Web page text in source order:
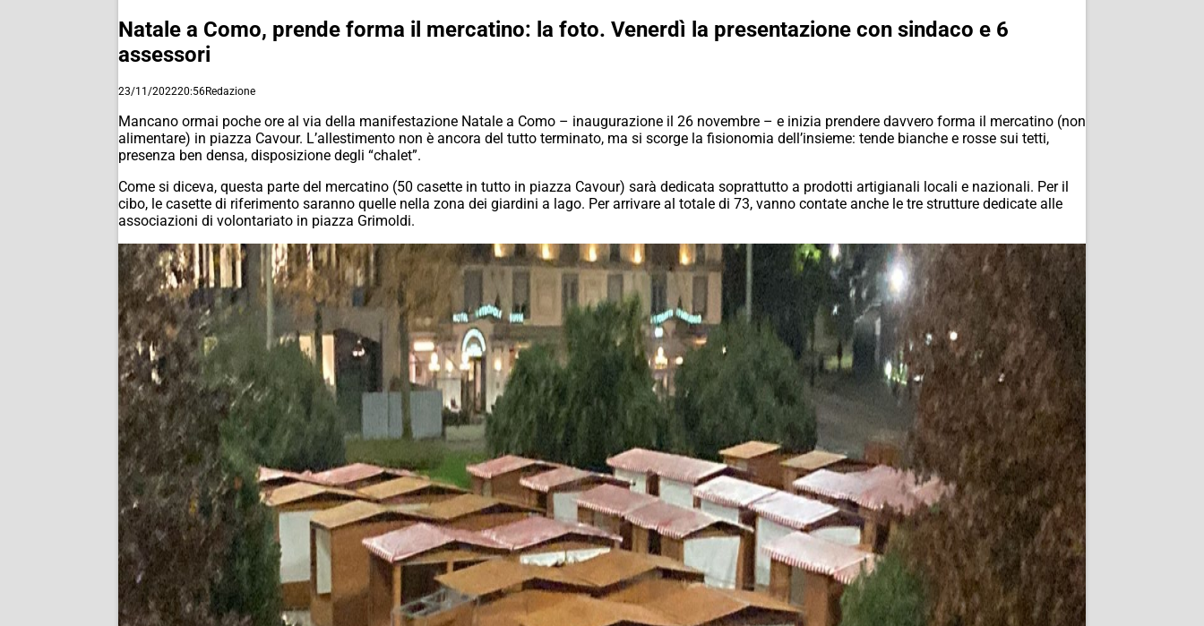
Natale a Como, prende forma il mercatino: la foto. Venerdì la presentazione con sindaco e 6
assessori
23/11/202220:56Redazione
Mancano ormai poche ore al via della manifestazione Natale a Como – inaugurazione il 26 novembre – e inizia prendere davvero forma il mercatino (non
alimentare) in piazza Cavour. L’allestimento non è ancora del tutto terminato, ma si scorge la fisionomia dell’insieme: tende bianche e rosse sui tetti,
presenza ben densa, disposizione degli “chalet”.
Come si diceva, questa parte del mercatino (50 casette in tutto in piazza Cavour) sarà dedicata soprattutto a prodotti artigianali locali e nazionali. Per il
cibo, le casette di riferimento saranno quelle nella zona dei giardini a lago. Per arrivare al totale di 73, vanno contate anche le tre strutture dedicate alle
associazioni di volontariato in piazza Grimoldi.